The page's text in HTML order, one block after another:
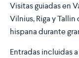
Visitas guiadas en
Vilnius, Riga y
hispana durante
Entradas incluidas